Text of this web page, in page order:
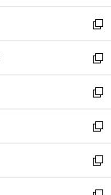
ウ
で
開
く
ン
ド
ウ
で
開
く
新
し
い
ウ
ィ
ン
ド
ウ
で
開
新
し
い
ウ
ィ
ン
ド
ウ
新
し
い
ウ
ィ
ン
新
し
い
ウ
新
し